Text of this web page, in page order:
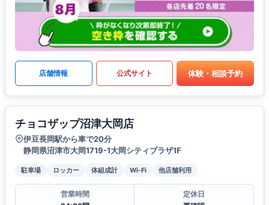
店舗情報 公式サイト 体験・相談予約
チョコザップ沼津大岡店
伊豆長岡駅から車で20分
静岡県沼津市大岡1719-1大岡シティプラザ1F
駐車場 ロッカー 体組成計 Wi-Fi 他店舗利用
営業時間
定休日